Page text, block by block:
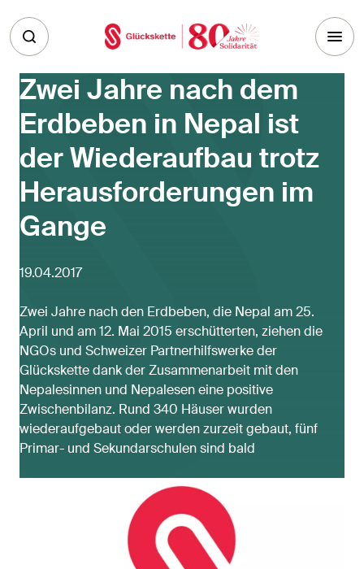
Zwei Jahre nach dem
Erdbeben in Nepal ist
der Wiederaufbau trotz
Herausforderungen im
Gange
19.04.2017
Zwei Jahre nach den Erdbeben, die Nepal am 25.
April und am 12. Mai 2015 erschütterten, ziehen die
NGOs und Schweizer Partnerhilfswerke der
Glückskette dank der Zusammenarbeit mit den
Nepalesinnen und Nepalesen eine positive
Zwischenbilanz. Rund 340 Häuser wurden
wiederaufgebaut oder werden zurzeit gebaut, fünf
Primar- und Sekundarschulen sind bald